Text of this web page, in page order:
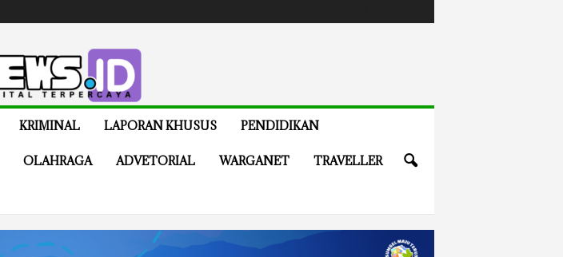
KRIMINAL LAPORAN KHUSUS PENDIDIKAN
OLAHRAGA ADVETORIAL WARGANET TRAVELLER